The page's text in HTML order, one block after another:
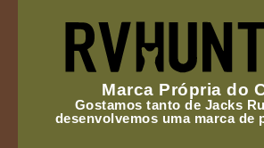
Marca Própria do
Gostamos tanto de Jacks
desenvolvemos uma marca de